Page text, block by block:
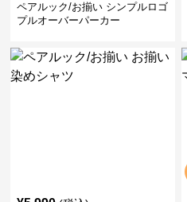
ペアルック/お揃い シンプルロゴ
プルオーバーパーカー